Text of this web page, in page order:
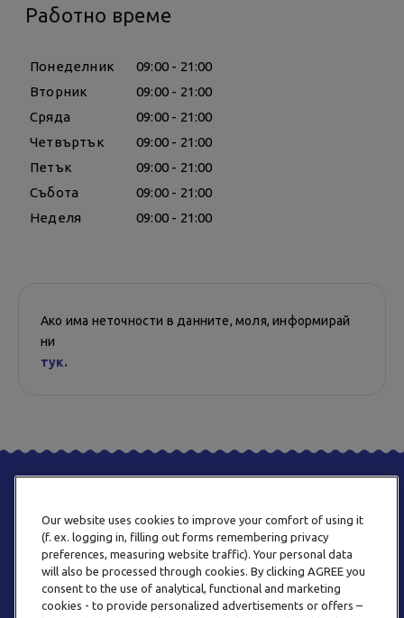
Работно време
Понеделник
09:00 - 21:00
Вторник
09:00 - 21:00
Сряда
09:00 - 21:00
Четвъртък
09:00 - 21:00
Петък
09:00 - 21:00
Събота
09:00 - 21:00
Неделя
09:00 - 21:00
Ако има неточности в данните, моля, информирай
ни
тук.
ТЕЛЕФОН
0800 123 92
Our website uses cookies to improve your comfort of using it
(f. ex. logging in, filling out forms remembering privacy
preferences, measuring website traffic). Your personal data
will also be processed through cookies. By clicking AGREE you
consent to the use of analytical, functional and marketing
cookies - to provide personalized advertisements or offers –